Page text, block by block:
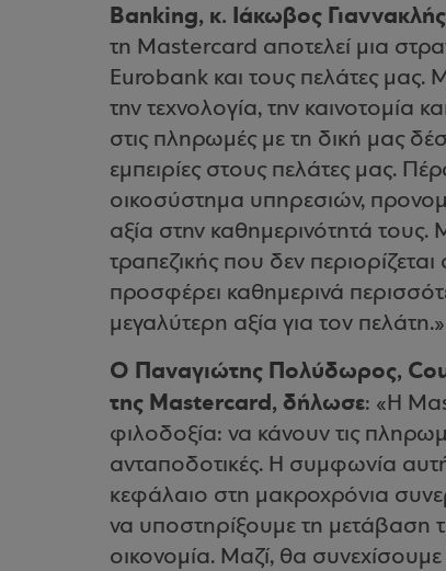
Banking, κ. Ιάκωβος Γιαννακλής
τη Mastercard αποτελεί μια
Eurobank και τους πελάτες
την τεχνολογία, την καινοτομία
στις πληρωμές με τη δική μας
εμπειρίες στους πελάτες μας.
οικοσύστημα υπηρεσιών,
αξία στην καθημερινότητά
τραπεζικής που δεν
προσφέρει καθημερινά
μεγαλύτερη αξία για τον
Ο Παναγιώτης Πολύδωρος,
της Mastercard, δήλωσε: «Η
φιλοδοξία: να κάνουν τις
ανταποδοτικές. Η συμφωνία αυτή
κεφάλαιο στη μακροχρόνια
να υποστηρίξουμε τη μετάβαση
οικονομία. Μαζί, θα